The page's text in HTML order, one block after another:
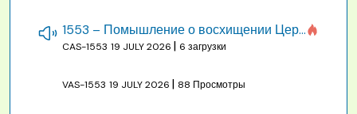
1553 – Помышление о восхищении Церкви на бракосочетании, во всякое время
CAS-1553 19 JULY 2026 | 6 загрузки
VAS-1553 19 JULY 2026 | 88 Просмотры